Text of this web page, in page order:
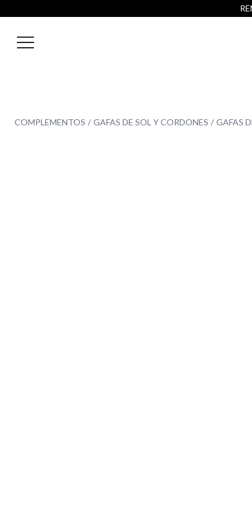
COMPLEMENTOS GAFAS DE SOL Y CORDONES GAFAS